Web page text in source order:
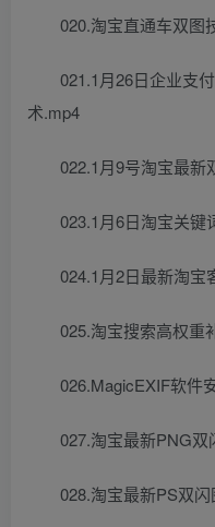
020.淘宝直通车双图
021.1月26日企业支
术.mp4
022.1月9号淘宝最新
023.1月6日淘宝关键
024.1月2日最新淘宝
025.淘宝搜索高权重
026.MagicEXIF软件
027.淘宝最新PNG双
028.淘宝最新PS双